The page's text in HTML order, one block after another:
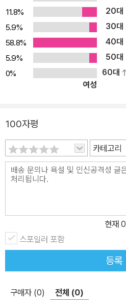
11.8%
20대
5.9%
30대
58.8%
40대
5.9%
50대
0%
60대
여성
100자평
카테고리
현재 0
스포일러 포함
등록
구매자 (0) 전체 (0)